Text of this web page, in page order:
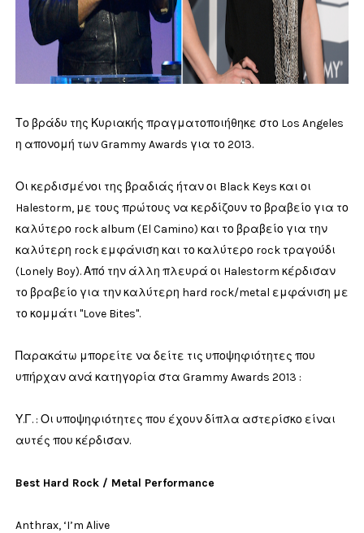
Το βράδυ της Κυριακής πραγματοποιήθηκε στο Los Angeles
η απονομή των Grammy Awards για το 2013.
Οι κερδισμένοι της βραδιάς ήταν οι Black Keys και οι
Halestorm, με τους πρώτους να κερδίζουν το βραβείο για το
καλύτερο rock album (El Camino) και το βραβείο για την
καλύτερη rock εμφάνιση και το καλύτερο rock τραγούδι
(Lonely Boy). Από την άλλη πλευρά οι Halestorm κέρδισαν
το βραβείο για την καλύτερη hard rock/metal εμφάνιση με
το κομμάτι "Love Bites".
Παρακάτω μπορείτε να δείτε τις υποψηφιότητες που
υπήρχαν ανά κατηγορία στα Grammy Awards 2013 :
Υ.Γ. : Οι υποψηφιότητες που έχουν δίπλα αστερίσκο είναι
αυτές που κέρδισαν.
Best Hard Rock / Metal Performance
Anthrax, ‘I’m Alive